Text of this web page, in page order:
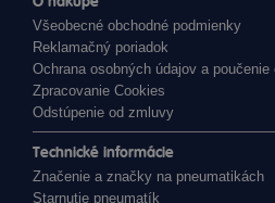
Všeobecné obchodné podmienky
Reklamačný poriadok
Ochrana osobných údajov a poučenie
Zpracovanie Cookies
Odstúpenie od zmluvy
Technické informácie
Značenie a značky na pneumatikách
Starnutie pneumatík